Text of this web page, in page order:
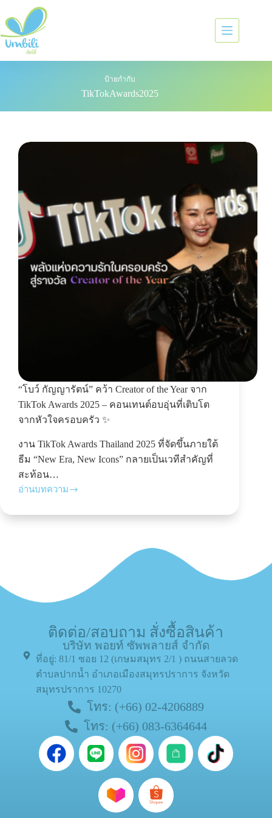
ป้ายกำกับ
TikTokAwards2025
“โบว์ กัญญารัตน์” คว้า Creator of the Year จาก
TikTok Awards 2025 – คอนเทนต์อบอุ่นที่เติบโต
จากหัวใจครอบครัว ✨
งาน TikTok Awards Thailand 2025 ที่จัดขึ้นภายใต้
ธีม “New Era, New Icons” กลายเป็นเวทีสำคัญที่
สะท้อน…
อ่านบทความ
ติดต่อ/สอบถาม สั่งซื้อสินค้า
บริษัท พอยท์ ซัพพลายส์ จำกัด
ที่อยู่: 81/1 ซอย 12 (เกษมสมุทร 2/1 ) ถนนสายลวด
ตำบลปากน้ำ อำเภอเมืองสมุทรปราการ จังหวัด
สมุทรปราการ 10270
โทร: (+66) 02-4206889
โทร: (+66) 083-6364644